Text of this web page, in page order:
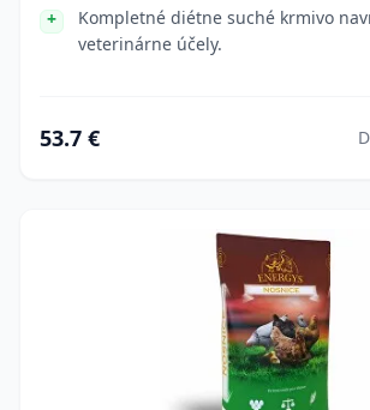
Kompletné diétne suché krmivo
veterinárne účely.
53.7 €